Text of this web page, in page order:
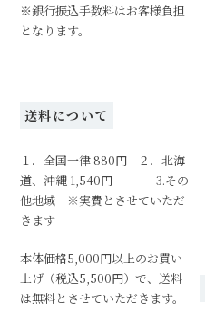
※銀行振込手数料はお客様負担
となります。
送料について
１．全国一律 880円 ２．北海
道、沖縄 1,540円 3.その
他地域 ※実費とさせていただ
きます
本体価格5,000円以上のお買い
上げ（税込5,500円）で、送料
は無料とさせていただきます。